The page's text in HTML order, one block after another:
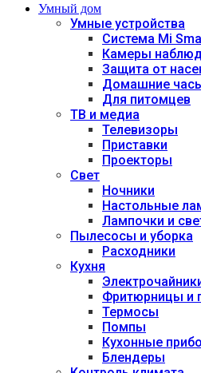
Умный дом
Умные устройства
Система Mi
Камеры
Защита от
Домашние
Для питомцев
ТВ и медиа
Телевизоры
Приставки
Проекторы
Свет
Ночники
Настольные
Лампочки и
Пылесосы и уборка
Расходники
Кухня
Фритюрницы и
Термосы
Помпы
Кухонные
Блендеры